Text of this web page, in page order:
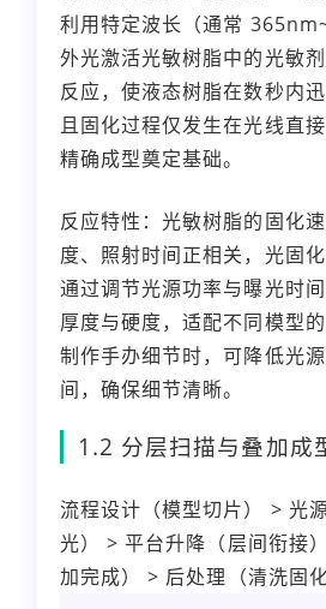
利用特定波长（通常
外光激活光敏树脂中的光敏
反应，使液态树脂在数秒内迅
且固化过程仅发生在光线直
精确成型奠定基础。
反应特性：光敏树脂的固化
度、照射时间正相关，光固
通过调节光源功率与曝光时
厚度与硬度，适配不同模型
制作手办细节时，可降低光
间，确保细节清晰。
1.2 分层扫描与叠加成
流程设计（模型切片） > 光
光） > 平台升降（层间衔接
加完成） > 后处理（清洗固化